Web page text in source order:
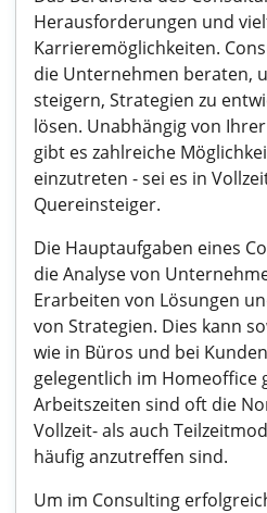
Herausforderungen und
Karrieremöglichkeiten.
die Unternehmen beraten,
steigern, Strategien zu
lösen. Unabhängig von
gibt es zahlreiche
einzutreten - sei es in
Quereinsteiger.
Die Hauptaufgaben eines
die Analyse von
Erarbeiten von Lösungen
von Strategien. Dies kann
wie in Büros und bei
gelegentlich im Homeoffice
Arbeitszeiten sind oft die
Vollzeit- als auch
häufig anzutreffen sind.
Um im Consulting